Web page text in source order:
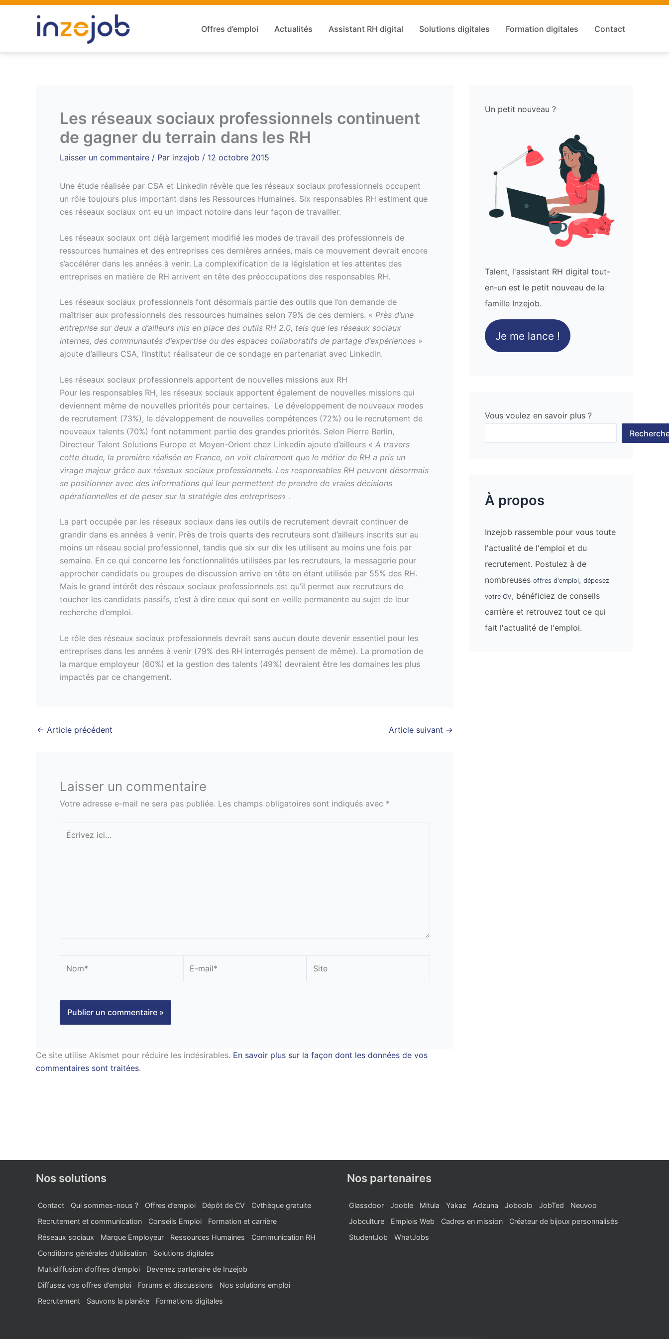
Aller
Offres d’emploi Actualités Assistant RH digital Solutions digitales Formation digitales Contact
Les réseaux sociaux professionnels continuent
de gagner du terrain dans les RH
Laisser un commentaire / Par inzejob / 12 octobre 2015
Une étude réalisée par CSA et Linkedin révèle que les réseaux sociaux professionnels occupent
un rôle toujours plus important dans les Ressources Humaines. Six responsables RH estiment que
ces réseaux sociaux ont eu un impact notoire dans leur façon de travailler.
Les réseaux sociaux ont déjà largement modifié les modes de travail des professionnels de
ressources humaines et des entreprises ces dernières années, mais ce mouvement devrait encore
s’accélérer dans les années à venir. La complexification de la législation et les attentes des
entreprises en matière de RH arrivent en tête des préoccupations des responsables RH.
Les réseaux sociaux professionnels font désormais partie des outils que l’on demande de
maîtriser aux professionnels des ressources humaines selon 79% de ces derniers. « Près d’une
entreprise sur deux a d’ailleurs mis en place des outils RH 2.0, tels que les réseaux sociaux
internes, des communautés d’expertise ou des espaces collaboratifs de partage d’expériences »
ajoute d’ailleurs CSA, l’institut réalisateur de ce sondage en partenariat avec Linkedin.
Les réseaux sociaux professionnels apportent de nouvelles missions aux RH
Pour les responsables RH, les réseaux sociaux apportent également de nouvelles missions qui
deviennent même de nouvelles priorités pour certaines. Le développement de nouveaux modes
de recrutement (73%), le développement de nouvelles compétences (72%) ou le recrutement de
nouveaux talents (70%) font notamment partie des grandes priorités. Selon Pierre Berlin,
Directeur Talent Solutions Europe et Moyen-Orient chez Linkedin ajoute d’ailleurs « A travers
cette étude, la première réalisée en France, on voit clairement que le métier de RH a pris un
virage majeur grâce aux réseaux sociaux professionnels. Les responsables RH peuvent désormais
se positionner avec des informations qui leur permettent de prendre de vraies décisions
opérationnelles et de peser sur la stratégie des entreprises« .
La part occupée par les réseaux sociaux dans les outils de recrutement devrait continuer de
grandir dans es années à venir. Près de trois quarts des recruteurs sont d’ailleurs inscrits sur au
moins un réseau social professionnel, tandis que six sur dix les utilisent au moins une fois par
semaine. En ce qui concerne les fonctionnalités utilisées par les recruteurs, la messagerie pour
approcher candidats ou groupes de discussion arrive en tête en étant utilisée par 55% des RH.
Mais le grand intérêt des réseaux sociaux professionnels est qu’il permet aux recruteurs de
toucher les candidats passifs, c’est à dire ceux qui sont en veille permanente au sujet de leur
recherche d’emploi.
Le rôle des réseaux sociaux professionnels devrait sans aucun doute devenir essentiel pour les
entreprises dans les années à venir (79% des RH interrogés pensent de même). La promotion de
la marque employeur (60%) et la gestion des talents (49%) devraient être les domaines les plus
impactés par ce changement.
← Article précédent Article suivant →
Laisser un commentaire
Votre adresse e-mail ne sera pas publiée. Les champs obligatoires sont indiqués avec *
Écrivez
ici…
mail*
Ce site utilise Akismet pour réduire les indésirables. En savoir plus sur la façon dont les données de vos
commentaires sont traitées.
Un petit nouveau ?
Talent, l'assistant RH digital tout-
en-un est le petit nouveau de la
famille Inzejob.
Je me lance !
Vous voulez en savoir plus ?
À propos
Inzejob rassemble pour vous toute
l'actualité de l'emploi et du
recrutement. Postulez à de
nombreuses offres d'emploi, déposez
votre CV, bénéficiez de conseils
carrière et retrouvez tout ce qui
fait l'actualité de l'emploi.
Nos solutions
Contact Qui sommes-nous ? Offres d’emploi Dépôt de CV
Cvthèque gratuite
Recrutement et communication
Conseils Emploi
Formation et carrière
Réseaux sociaux
Marque Employeur Ressources Humaines
Communication RH
Conditions générales d’utilisation
Solutions digitales
Multidiffusion d’offres d’emploi
Devenez partenaire de Inzejob
Diffusez vos offres d’emploi
Forums et discussions
Nos solutions emploi
Recrutement
Sauvons la planète Formations digitales
Nos partenaires
Glassdoor Jooble Mitula Yakaz Adzuna Joboolo JobTed
Neuvoo
Jobculture
Emplois Web Cadres en mission
Créateur de bijoux personnalisés
StudentJob
WhatJobs